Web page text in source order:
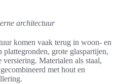
architectuur
komen vaak terug in woon- en
grote glaspartijen,
Materialen als staal,
met hout en